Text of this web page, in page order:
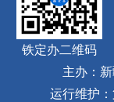
铁定办二维码
主办：
运行维护